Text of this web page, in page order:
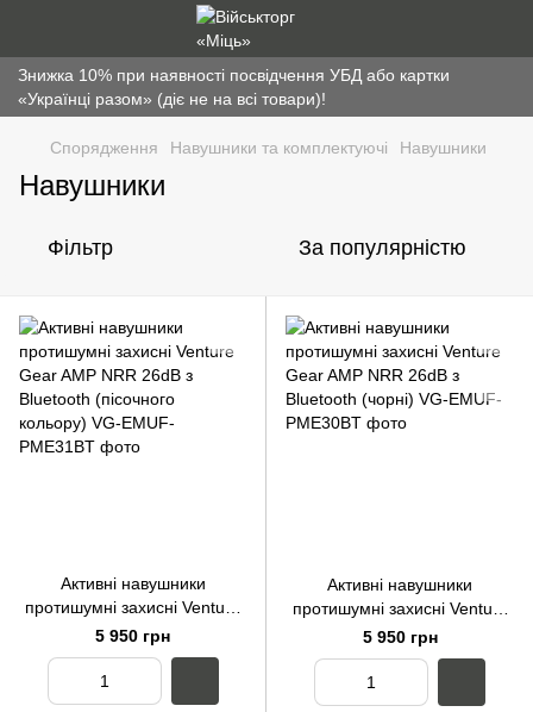
Знижка 10% при наявності посвідчення УБД або картки
«Українці разом» (діє не на всі товари)!
Спорядження Навушники та комплектуючі Навушники
Навушники
Фільтр За популярністю
Активні навушники
протишумні захисні Venture
Gear AMP NRR 26dB з
Bluetooth (пісочного
кольору)
5 950 грн
Активні навушники
протишумні захисні Venture
Gear AMP NRR 26dB з
Bluetooth (чорні)
5 950 грн